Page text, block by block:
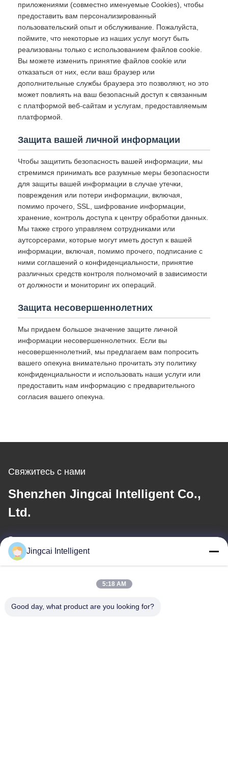
приложениями (совместно именуемые Cookies), чтобы
предоставить вам персонализированный
пользовательский опыт и обслуживание. Пожалуйста,
поймите, что некоторые из наших услуг могут быть
реализованы только с использованием файлов cookie.
Вы можете изменить принятие файлов cookie или
отказаться от них, если ваш браузер или
дополнительные службы браузера это позволяют, но это
может повлиять на ваш безопасный доступ к связанным
с платформой веб-сайтам и услугам, предоставляемым
платформой.
Защита вашей личной информации
Чтобы защитить безопасность вашей информации, мы
стремимся принимать все разумные меры безопасности
для защиты вашей информации в случае утечки,
повреждения или потери информации, включая,
помимо прочего, SSL, шифрование информации,
хранение, контроль доступа к центру обработки данных.
Мы также строго управляем сотрудниками или
аутсорсерами, которые могут иметь доступ к вашей
информации, включая, помимо прочего, подписание с
ними соглашений о конфиденциальности, принятие
различных средств контроля полномочий в зависимости
от должности и мониторинг их операций.
Защита несовершеннолетних
Мы придаем большое значение защите личной
информации несовершеннолетних. Если вы
несовершеннолетний, мы предлагаем вам попросить
вашего опекуна внимательно прочитать эту политику
конфиденциальности и использовать наши услуги или
предоставить нам информацию с предварительного
согласия вашего опекуна.
Свяжитесь с нами
Shenzhen Jingcai Intelligent Co.,
Ltd.
Электронная почта
Jingcai Intelligent
5:18 AM
Good day, what product are you looking for?